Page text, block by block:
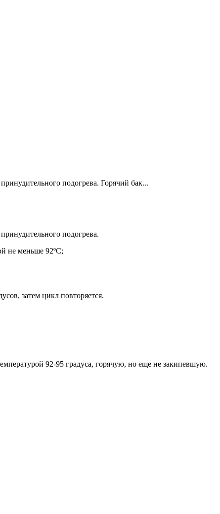
подогрева. Горячий бак...
подогрева.
не меньше 92ºС;
затем цикл повторяется.
92-95 градуса, горячую, но еще не закипевшую.